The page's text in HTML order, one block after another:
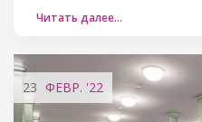
Читать далее…
23 ФЕВР. '22